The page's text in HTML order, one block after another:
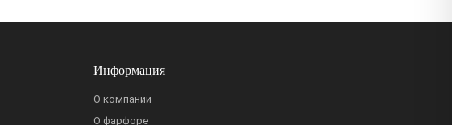
Информация
О компании
О фарфоре